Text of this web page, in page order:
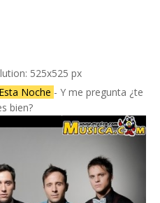
525x525 px
Noche - Y me pregunta ¿te
bien?